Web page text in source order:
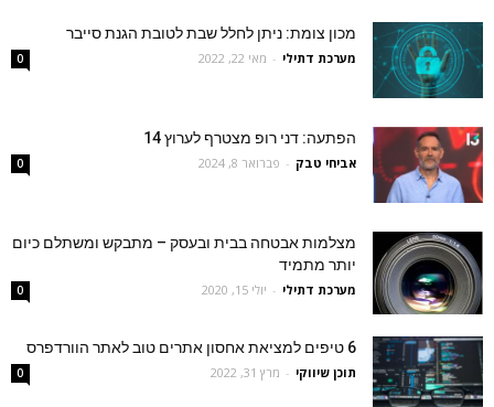
מכון צומת: ניתן לחלל שבת לטובת הגנת סייבר
מערכת דתילי - מאי 22, 2022 0
הפתעה: דני רופ מצטרף לערוץ 14
אביחי טבק - פברואר 8, 2024 0
מצלמות אבטחה בבית ובעסק – מתבקש ומשתלם כיום
יותר מתמיד
מערכת דתילי - יולי 15, 2020 0
6 טיפים למציאת אחסון אתרים טוב לאתר הוורדפרס
תוכן שיווקי - מרץ 31, 2022 0